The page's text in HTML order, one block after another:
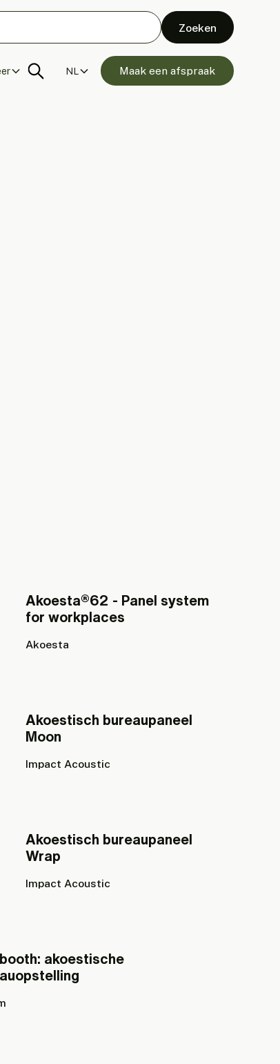
NL Maak een afspraak
Akoesta®62 - Panel system
for workplaces
Akoesta
Akoestisch bureaupaneel
Moon
Impact Acoustic
Akoestisch bureaupaneel
Wrap
Impact Acoustic
akoestische